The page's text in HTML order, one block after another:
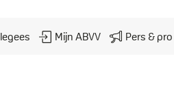
Mijn ABVV Pers & pro